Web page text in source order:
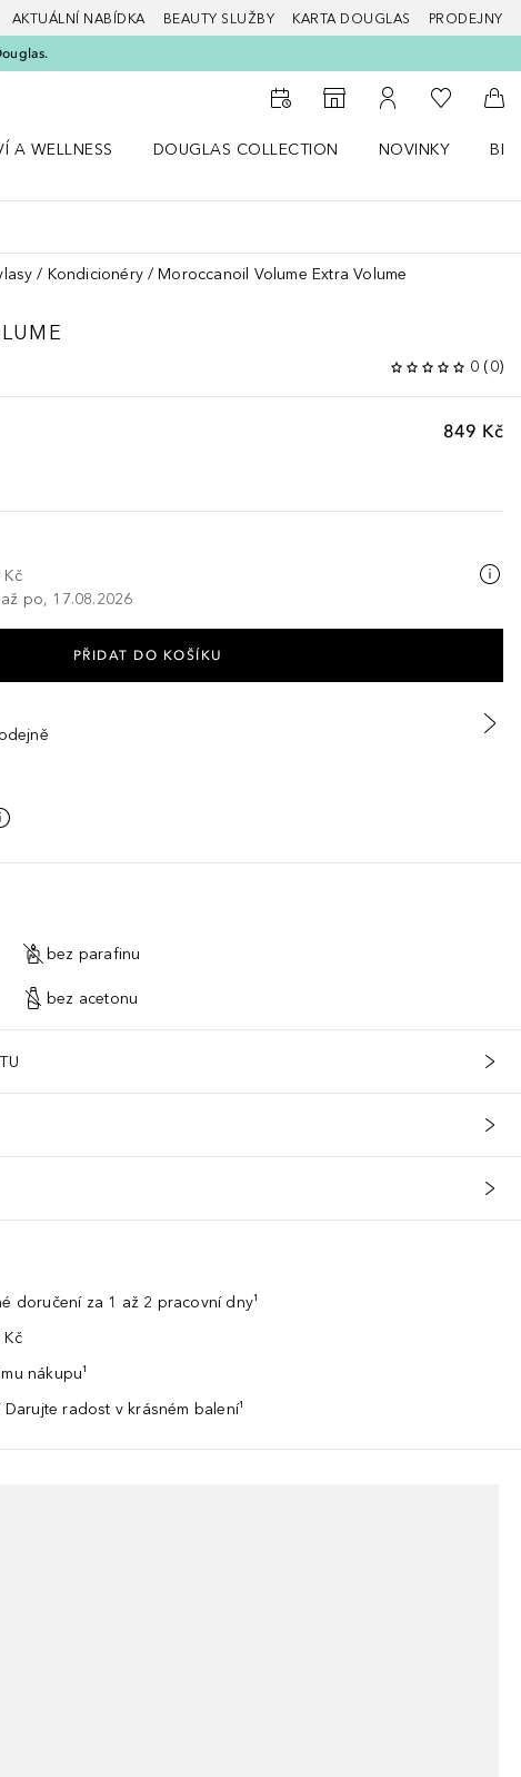
AKTUÁLNÍ NABÍDKA BEAUTY SLUŽBY KARTA DOUGLAS PRODEJNY
K vyhledávači prodejen
K mému účtu
K mému
Do
A WELLNESS
DOUGLAS COLLECTION
NOVINKY
Kondicionéry Moroccanoil Volume Extra Volume
0 (0)
849 Kč
po, 17.08.2026
PŘIDAT DO KOŠÍKU
bez parafinu
bez acetonu
doručení za 1 až 2 pracovní dny¹
nákupu¹
radost v krásném balení¹